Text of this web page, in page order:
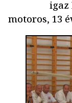
igaz
motoros, 13